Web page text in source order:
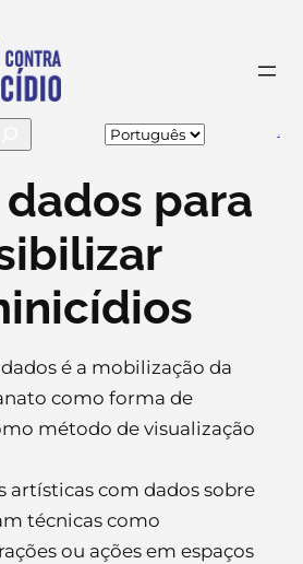
para
é a mobilização da
como forma de
método de visualização
artísticas com dados sobre
técnicas como
ou ações em espaços